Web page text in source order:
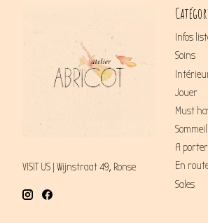
VISIT US | Wijnstraat 49, Ronse
Infos
Soins
Jouer
Must
Sommeil
A porter
En
Sales